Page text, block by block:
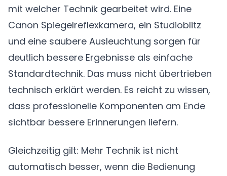
mit welcher Technik gearbeitet wird. Eine
Canon Spiegelreflexkamera, ein Studioblitz
und eine saubere Ausleuchtung sorgen für
deutlich bessere Ergebnisse als einfache
Standardtechnik. Das muss nicht übertrieben
technisch erklärt werden. Es reicht zu wissen,
dass professionelle Komponenten am Ende
sichtbar bessere Erinnerungen liefern.
Gleichzeitig gilt: Mehr Technik ist nicht
automatisch besser, wenn die Bedienung